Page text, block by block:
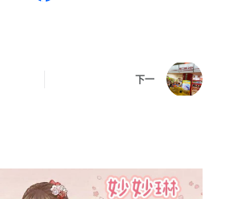
下一